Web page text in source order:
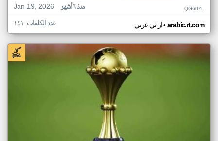
Jan 19, 2026
منذ ٦ أشهر QG60YL
ار تي عربي• arabic.rt.com عدد الكلمات: ١٤١